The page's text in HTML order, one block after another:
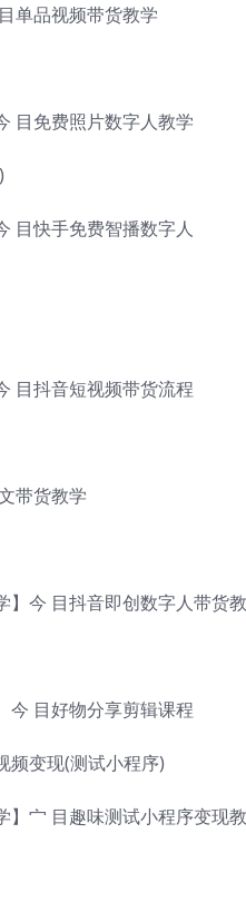
单品视频带货教学
目免费照片数字人教学
目快手免费智播数字人
目抖音短视频带货流程
带货教学
】今 目抖音即创数字人带货
今 目好物分享剪辑课程
频变现(测试小程序)
】宀 目趣味测试小程序变现